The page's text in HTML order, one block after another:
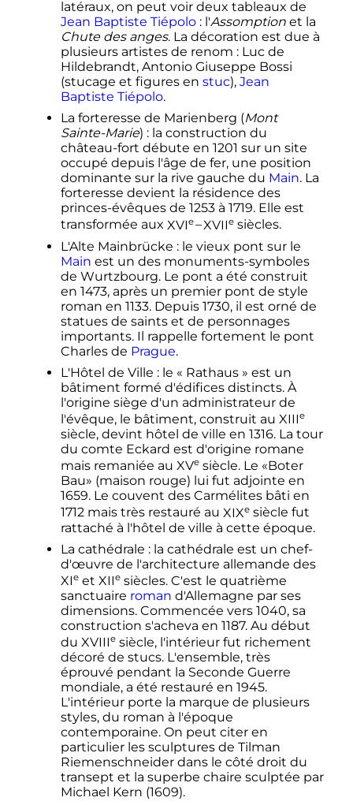
latéraux, on peut voir deux tableaux de
Jean Baptiste Tiépolo : l'Assomptionet la
Chute des anges. La décoration est due à
plusieurs artistes de renom : Luc de
Hildebrandt, Antonio Giuseppe Bossi
(stucage et figures en stuc), Jean
Baptiste Tiépolo.
La forteresse de Marienberg (Mont
Sainte-Marie) : la construction du
château-fort débute en 1201 sur un site
occupé depuis l'âge de fer, une position
dominante sur la rive gauche du Main. La
forteresse devient la résidence des
princes-évêques de 1253 à 1719. Elle est
transformée aux XVIe–XVIIe siècles.
L'Alte Mainbrücke : le vieux pont sur le
Main est un des monuments-symboles
de Wurtzbourg. Le pont a été construit
en 1473, après un premier pont de style
roman en 1133. Depuis 1730, il est orné de
statues de saints et de personnages
importants. Il rappelle fortement le pont
Charles de Prague.
L'Hôtel de Ville : le « Rathaus » est un
bâtiment formé d'édifices distincts. À
l'origine siège d'un administrateur de
l'évêque, le bâtiment, construit au XIIIe
siècle, devint hôtel de ville en 1316. La tour
du comte Eckard est d'origine romane
mais remaniée au XVe siècle. Le «Boter
Bau» (maison rouge) lui fut adjointe en
1659. Le couvent des Carmélites bâti en
1712 mais très restauré au XIXe siècle fut
rattaché à l'hôtel de ville à cette époque.
La cathédrale : la cathédrale est un chef-
d'œuvre de l'architecture allemande des
XIe et XIIe siècles. C'est le quatrième
sanctuaire roman d'Allemagne par ses
dimensions. Commencée vers 1040, sa
construction s'acheva en 1187. Au début
du XVIIIe siècle, l'intérieur fut richement
décoré de stucs. L'ensemble, très
éprouvé pendant la Seconde Guerre
mondiale, a été restauré en 1945.
L'intérieur porte la marque de plusieurs
styles, du roman à l'époque
contemporaine. On peut citer en
particulier les sculptures de Tilman
Riemenschneider dans le côté droit du
transept et la superbe chaire sculptée par
Michael Kern (1609).